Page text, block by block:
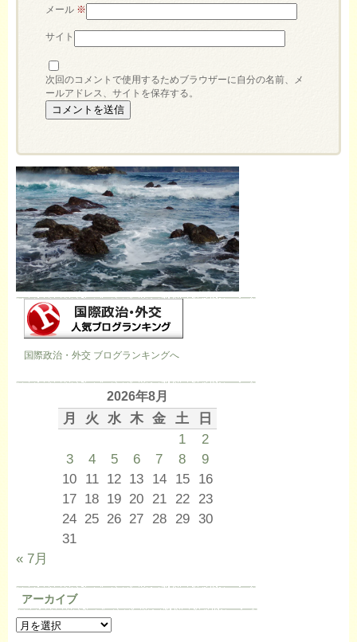
メール ※
サイト
次回のコメントで使用するためブラウザーに自分の名前、メ
ールアドレス、サイトを保存する。
国際政治・外交 ブログランキングへ
2026年8月
月 火 水 木 金 土
日
1
2
3
4 5 6 7 8
9
10 11 12 13 14 15
16
17 18 19 20 21 22
23
24 25 26 27 28 29 30
31
« 7月
アーカイブ